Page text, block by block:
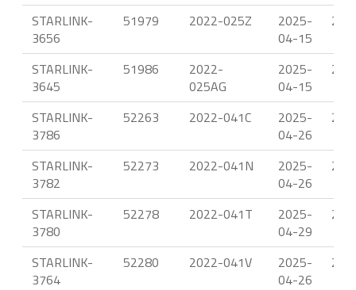
STARLINK-
3656
51979 2022-025Z
2025-
04-15
STARLINK-
3645
51986
2022-
025AG
2025-
04-15
STARLINK-
3786
52263 2022-041C
2025-
04-26
STARLINK-
3782
52273 2022-041N
2025-
04-26
STARLINK-
3780
52278 2022-041T
2025-
04-29
STARLINK-
3764
52280 2022-041V
2025-
04-26